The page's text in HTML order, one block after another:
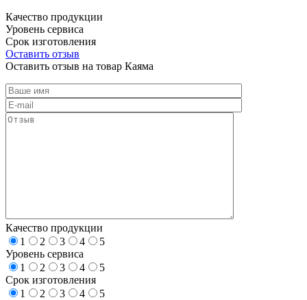
Качество продукции
Уровень сервиса
Срок изготовления
Оставить отзыв
Оставить отзыв на товар Каяма
Качество продукции
1
2 3 4
5
Уровень сервиса
1
2 3 4
5
Срок изготовления
1
2 3 4
5